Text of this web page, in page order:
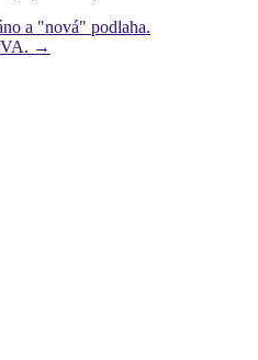
a "nová" podlaha.
→